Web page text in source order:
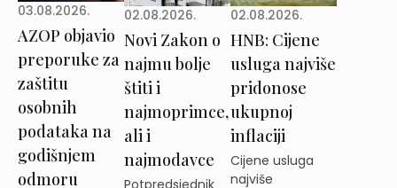
03.08.2026.
AZOP objavio
preporuke za
zaštitu
osobnih
podataka na
godišnjem
odmoru
02.08.2026.
Novi Zakon o
najmu bolje
štiti i
najmoprimce,
ali i
najmodavce
Potpredsjednik
02.08.2026.
HNB: Cijene
usluga najviše
pridonose
ukupnoj
inflaciji
Cijene usluga
najviše